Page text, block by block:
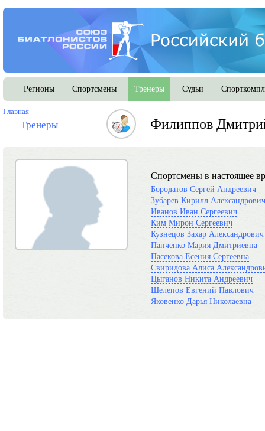
Регионы Спортсмены Тренеры Судьи
Главная
Тренеры Филиппов
Спортсмены в настоящее
Бородатов Сергей Андреевич
Зубарев Кирилл Александрович
Иванов Иван Сергеевич
Ким Мирон Сергеевич
Кузнецов Захар Александрович
Панченко Мария Дмитриевна
Пасекова Есения Сергеевна
Свиридова Алиса
Цыганов Никита Андреевич
Шелепов Евгений Павлович
Яковенко Дарья Николаевна